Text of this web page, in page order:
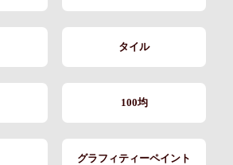
タイル
100均
グラフィティーペイント